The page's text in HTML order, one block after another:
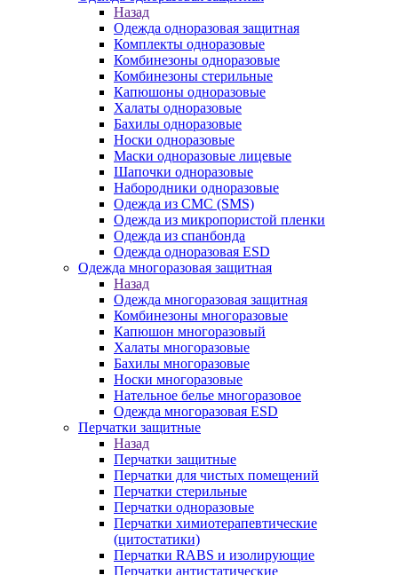
Назад
Одежда одноразовая защитная
Комплекты одноразовые
Комбинезоны одноразовые
Комбинезоны стерильные
Капюшоны одноразовые
Халаты одноразовые
Бахилы одноразовые
Носки одноразовые
Маски одноразовые лицевые
Шапочки одноразовые
Набородники одноразовые
Одежда из СМС (SMS)
Одежда из микропористой пленки
Одежда из спанбонда
Одежда одноразовая ESD
Одежда многоразовая защитная
Назад
Одежда многоразовая защитная
Комбинезоны многоразовые
Капюшон многоразовый
Халаты многоразовые
Бахилы многоразовые
Носки многоразовые
Нательное белье многоразовое
Одежда многоразовая ESD
Перчатки защитные
Назад
Перчатки защитные
Перчатки для чистых помещений
Перчатки стерильные
Перчатки одноразовые
Перчатки химиотерапевтические
(цитостатики)
Перчатки RABS и изолирующие
Перчатки антистатические